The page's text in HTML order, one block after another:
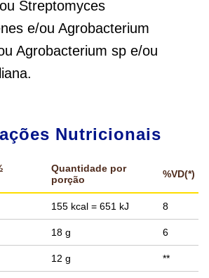
Streptomyces
e/ou Agrobacterium
Agrobacterium sp e/ou
Nutricionais
Quantidade por
porção
%VD(*)
155 kcal = 651 kJ 8
18 g 6
12 g **